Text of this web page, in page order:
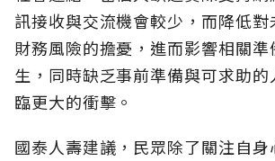
訊接收與交流機會較少，而降低
財務風險的擔憂，進而影響相關
生，同時缺乏事前準備與可求助
臨更大的衝擊。
國泰人壽建議，民眾除了關注自